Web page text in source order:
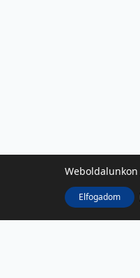
Weboldalunkon
Elfogadom